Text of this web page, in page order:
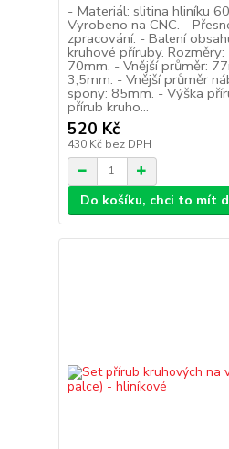
- Materiál: slitina hliníku
Vyrobeno na CNC. -
zpracování. - Balení
kruhové příruby.
70mm. - Vnější průměr:
3,5mm. - Vnější průměr
spony: 85mm. - Výška
přírub kruho...
520 Kč
430 Kč bez DPH
Do košíku, chci to mít